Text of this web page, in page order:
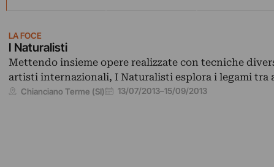
LA FOCE
I Naturalisti
Mettendo insieme opere realizzate con tecniche
artisti internazionali, I Naturalisti esplora i legami tra
Chianciano Terme (SI) 13/07/2013–15/09/2013